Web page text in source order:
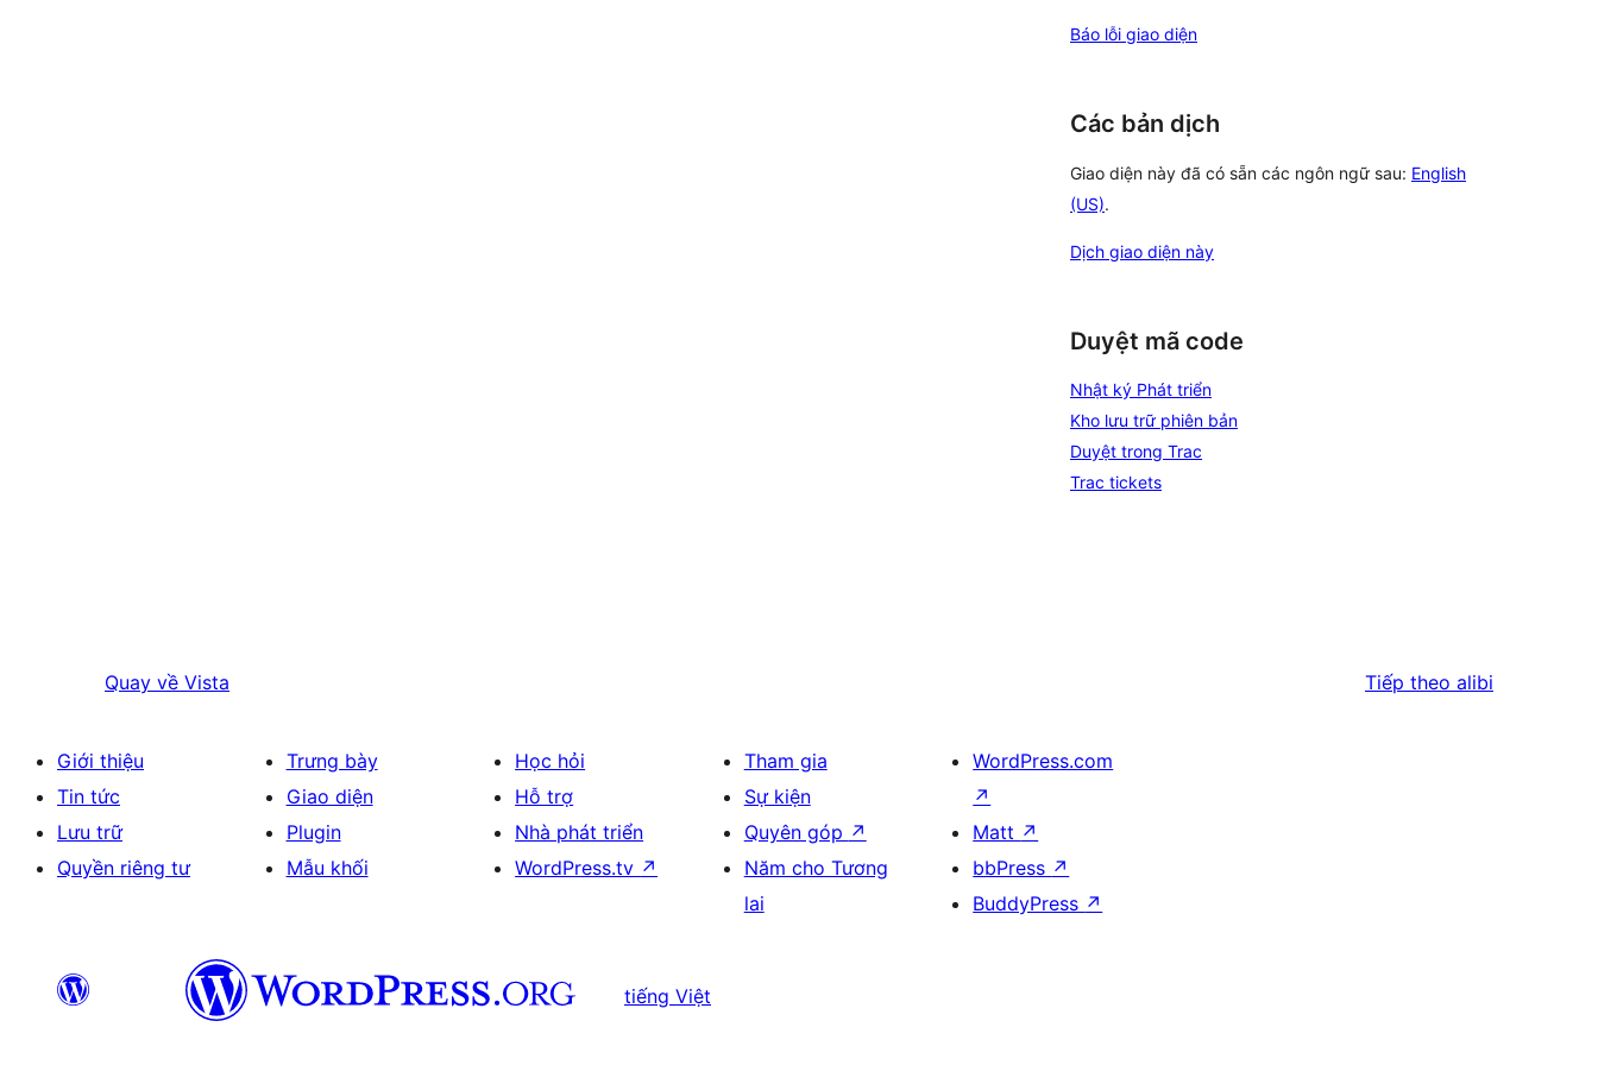
Báo lỗi giao diện
Các bản dịch
Giao diện này đã có sẵn các ngôn ngữ sau: English
(US).
Dịch giao diện này
Duyệt mã code
Nhật ký Phát triển
Kho lưu trữ phiên bản
Duyệt trong Trac
Trac tickets
Quay về Vista Tiếp theo alibi
Giới thiệu
Tin tức
Lưu trữ
Quyền riêng tư
Trưng bày
Giao diện
Plugin
Mẫu khối
Học hỏi
Hỗ trợ
Nhà phát triển
WordPress.tv ↗
Tham gia
Sự kiện
Quyên góp ↗
Năm cho Tương
lai
WordPress.com
↗
Matt ↗
bbPress ↗
BuddyPress ↗
tiếng Việt